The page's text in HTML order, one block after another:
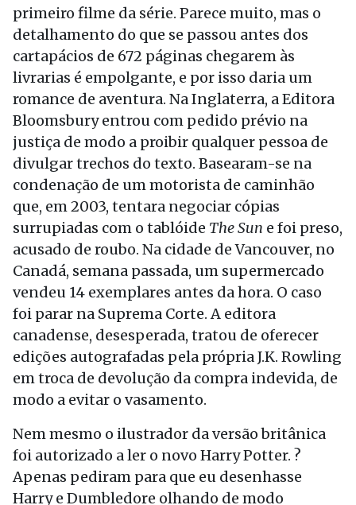
primeiro filme da série. Parece muito, mas o
detalhamento do que se passou antes dos
cartapácios de 672 páginas chegarem às
livrarias é empolgante, e por isso daria um
romance de aventura. Na Inglaterra, a Editora
Bloomsbury entrou com pedido prévio na
justiça de modo a proibir qualquer pessoa de
divulgar trechos do texto. Basearam-se na
condenação de um motorista de caminhão
que, em 2003, tentara negociar cópias
surrupiadas com o tablóide The Sun e foi preso,
acusado de roubo. Na cidade de Vancouver, no
Canadá, semana passada, um supermercado
vendeu 14 exemplares antes da hora. O caso
foi parar na Suprema Corte. A editora
canadense, desesperada, tratou de oferecer
edições autografadas pela própria J.K. Rowling
em troca de devolução da compra indevida, de
modo a evitar o vasamento.
Nem mesmo o ilustrador da versão britânica
foi autorizado a ler o novo Harry Potter. ?
Apenas pediram para que eu desenhasse
Harry e Dumbledore olhando de modo